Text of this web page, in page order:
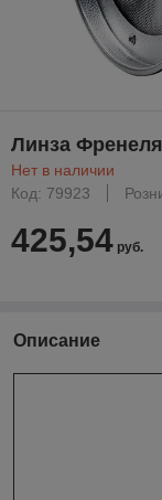
Линза
Нет в наличии
Код: 79923
425,54 руб.
Описание